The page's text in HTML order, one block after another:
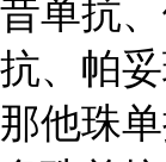
昔单抗
抗、帕
那他珠